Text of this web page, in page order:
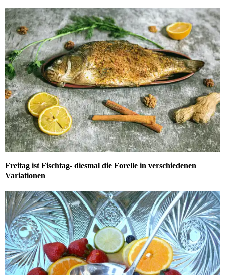
Freitag ist Fischtag- diesmal die Forelle in verschiedenen
Variationen